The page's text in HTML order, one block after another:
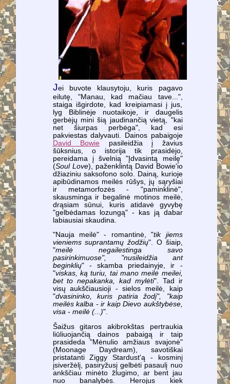
Jei buvote klausytoju, kuris pagavo
eilutę, "Manau, kad mačiau tave...",
staiga išgirdote, kad kreipiamasi į jus,
lyg Biblinėje nuotaikoje, ir daugelis
gerbėjų mini šią jaudinančią vietą, "kai
net šiurpas perbėga", kad esi
pakviestas dalyvauti. Dainos pabaigoje
David Bowie pasileidžia į žavius
šūksnius, o istorija tik prasidėjo,
pereidama į švelnią "Įdvasintą meilę"
(Soul Love), paženklintą David Bowie'io
džiaziniu saksofono solo. Dainą, kurioje
apibūdinamos meilės rūšys, jų sąryšiai
ir metamorfozės - "paminklinė",
skausminga ir begalinė motinos meilė,
drąsiam sūnui, kuris atidavė gyvybę
"gelbėdamas lozungą" - kas ją dabar
labiausiai skaudina.
"Nauja meilė" - romantinė, "tik jiems
vieniems suprantamų žodžių". O šiaip,
"meilė negailestinga savo
pasirinkimuose", "nusileidžia ant
beginklių" - skamba priedainyje, ir -
"viskas, ką turiu, tai mano meilė meilei,
bet to nepakanka, kad mylėti". Tad ir
visų aukščiausioji - sielos meilė, kaip
"dvasininko, kuris patiria žodį", "kaip
meilės kalba - ir kaip Dievo aukštybėse,
visa - meilė (...)".
Šaižus gitaros akibrokštas pertraukia
liūliuojančią dainos pabaigą ir taip
prasideda "Mėnulio amžiaus svajonė"
(Moonage Daydream), savotiškai
pristatanti Ziggy Stardust'ą - kosminį
įsiveržėlį, pasiryžusį gelbėti pasaulį nuo
ankščiau minėto žlugimo, ar bent jau
nuo banalybės. Herojus kiek